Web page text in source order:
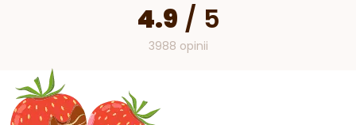
4.9 / 5
3988 opinii